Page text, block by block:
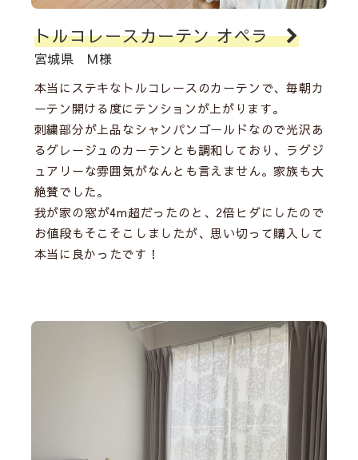
トルコレースカーテン オペラ
宮城県 M様
本当にステキなトルコレースのカーテンで、毎朝カ
ーテン開ける度にテンションが上がります。
刺繍部分が上品なシャンパンゴールドなので光沢あ
るグレージュのカーテンとも調和しており、ラグジ
ュアリーな雰囲気がなんとも言えません。家族も大
絶賛でした。
我が家の窓が4m超だったのと、2倍ヒダにしたので
お値段もそこそこしましたが、思い切って購入して
本当に良かったです！